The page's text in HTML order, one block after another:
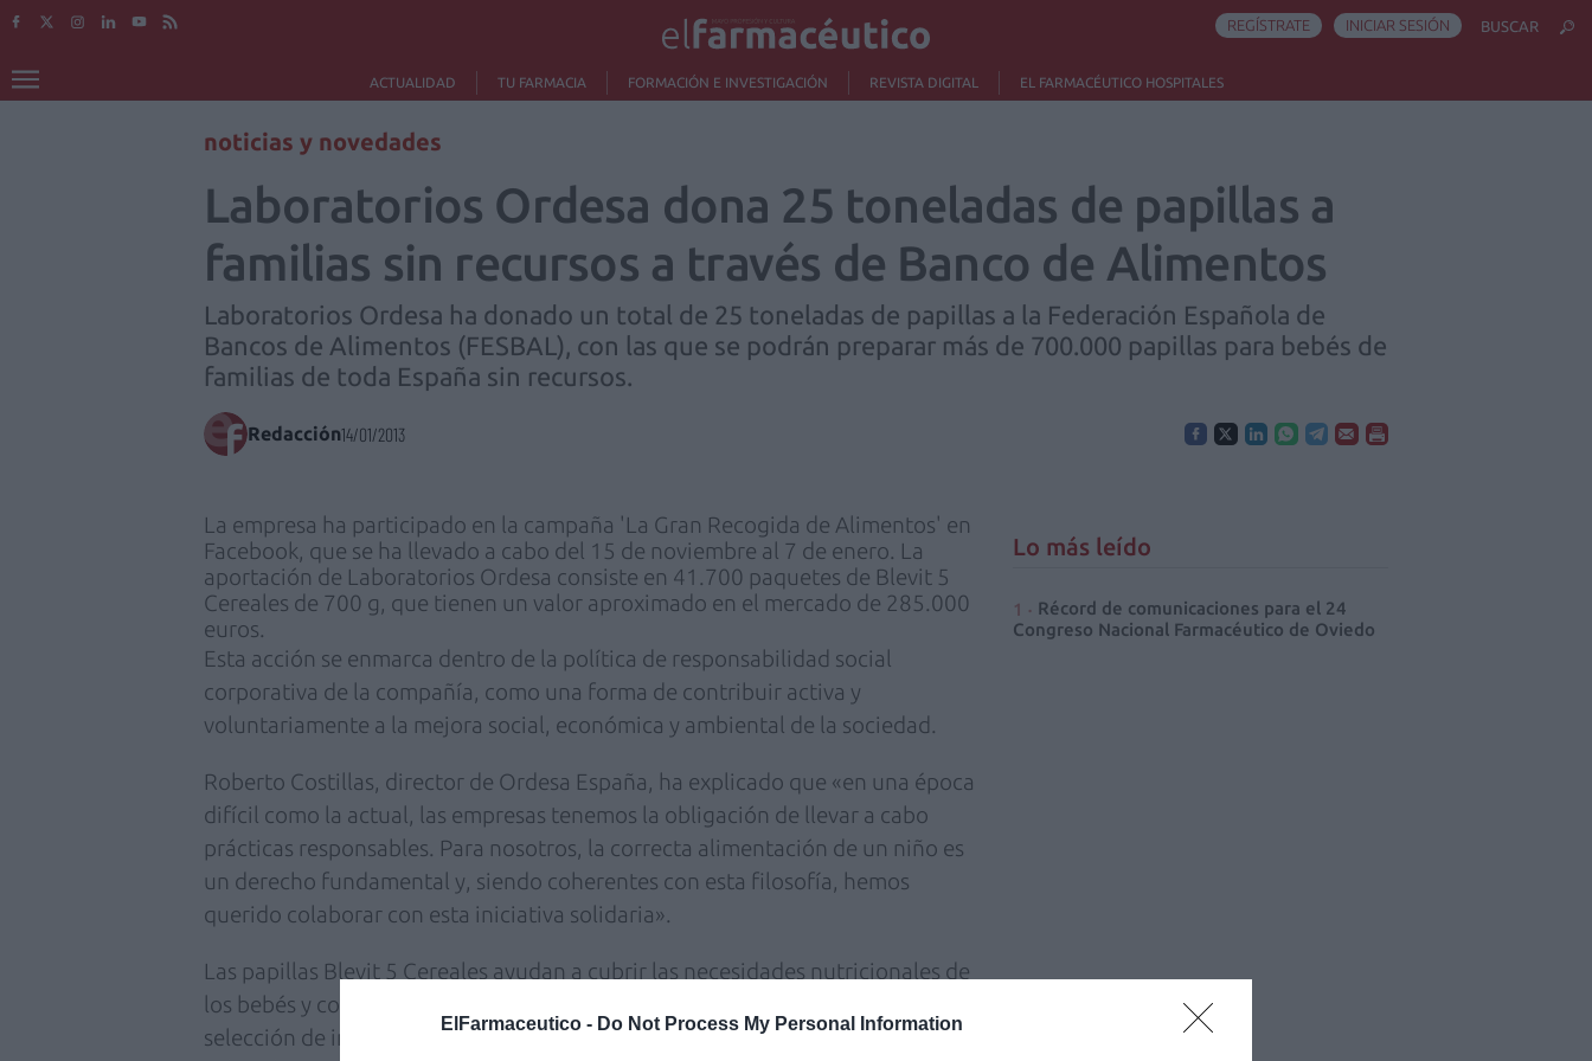
ElFarmaceutico - Do Not Process My Personal Information
ACTUALIDAD TU FARMACIA FORMACIÓN E INVESTIGACIÓN REVISTA DIGITAL EL FARMACÉUTICO HOSPITALES
REGÍSTRATE INICIAR SESIÓN BUSCAR
noticias y novedades
Laboratorios Ordesa dona 25 toneladas de papillas a
familias sin recursos a través de Banco de Alimentos
Laboratorios Ordesa ha donado un total de 25 toneladas de papillas a la Federación Española de
Bancos de Alimentos (FESBAL), con las que se podrán preparar más de 700.000 papillas para bebés de
familias de toda España sin recursos.
Redacción14/01/2013
La empresa ha participado en la campaña 'La Gran Recogida de Alimentos' en
Facebook, que se ha llevado a cabo del 15 de noviembre al 7 de enero. La
aportación de Laboratorios Ordesa consiste en 41.700 paquetes de Blevit 5
Cereales de 700 g, que tienen un valor aproximado en el mercado de 285.000
euros.
Esta acción se enmarca dentro de la política de responsabilidad social
corporativa de la compañía, como una forma de contribuir activa y
voluntariamente a la mejora social, económica y ambiental de la sociedad.
Roberto Costillas, director de Ordesa España, ha explicado que «en una época
difícil como la actual, las empresas tenemos la obligación de llevar a cabo
prácticas responsables. Para nosotros, la correcta alimentación de un niño es
un derecho fundamental y, siendo coherentes con esta filosofía, hemos
querido colaborar con esta iniciativa solidaria».
Las papillas Blevit 5 Cereales ayudan a cubrir las necesidades nutricionales de
los bebés y contribuyen a su crecimiento y desarrollo, gracias a la cuidada
selección de ingredientes de su composición y a su fórmula enriquecida con
Lo más leído
Récord de comunicaciones para el 24
Congreso Nacional Farmacéutico de Oviedo